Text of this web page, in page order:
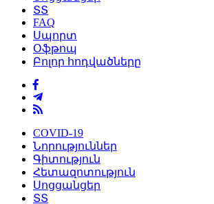
ՏՏ
FAQ
Սպորտ
Օֆթոպ
Բոլոր հոդվածները
COVID-19
Նորություններ
Գիտություն
Հետազոտություն
Սոցցանցեր
ՏՏ